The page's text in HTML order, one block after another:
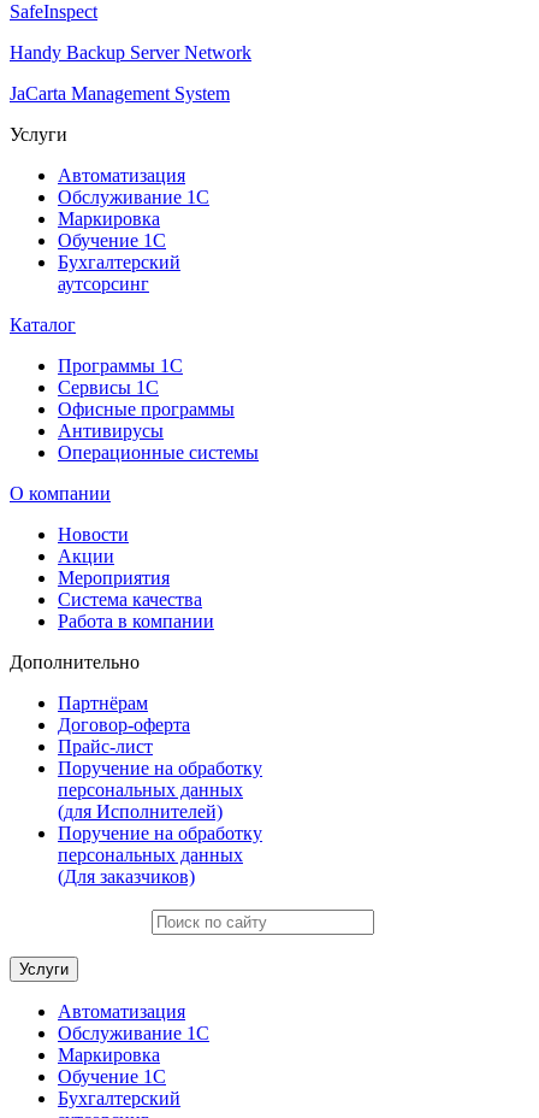
SafeInspect
Handy Backup Server Network
JaCarta Management System
Услуги
Автоматизация
Обслуживание 1С
Маркировка
Обучение 1С
Бухгалтерский
аутсорсинг
Каталог
Программы 1С
Сервисы 1С
Офисные программы
Антивирусы
Операционные системы
О компании
Новости
Акции
Мероприятия
Система качества
Работа в компании
Дополнительно
Партнёрам
Договор-оферта
Прайс-лист
Поручение на обработку
персональных данных
(для Исполнителей)
Поручение на обработку
персональных данных
(Для заказчиков)
Услуги
Автоматизация
Обслуживание 1С
Маркировка
Обучение 1С
Бухгалтерский